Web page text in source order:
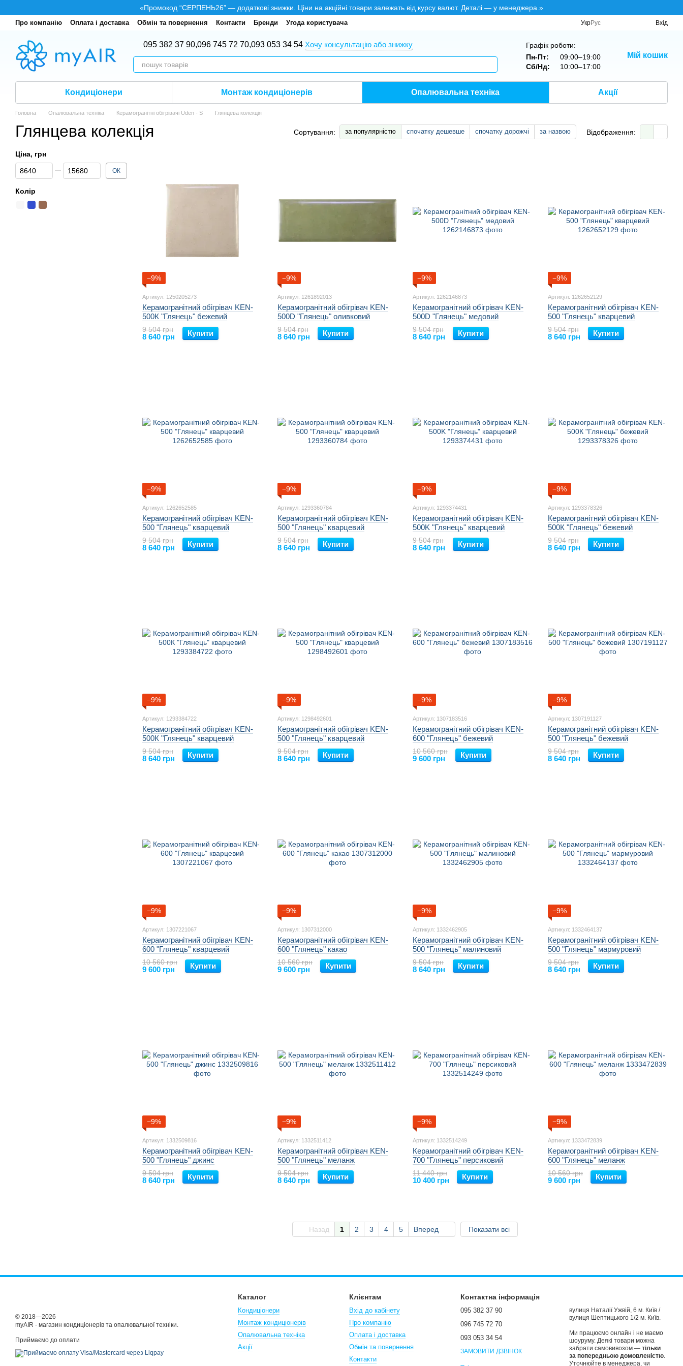
«Промокод “СЕРПЕНЬ26” — додаткові знижки. Ціни на акційні товари залежать від курсу валют. Деталі — у менеджера.»
Про компанію Оплата і доставка Обмін та повернення Контакти Бренди Угода користувача УкрРус Вхід
095 382 37 90,096 745 72 70,093 053 34 54 Хочу консультацію або знижку
Графік роботи:
Пн-Пт:
09:00–19:00
Сб/Нд:
10:00–17:00
Мій кошик
Кондиціонери Монтаж кондиціонерів Опалювальна техніка Акції
Головна Опалювальна техніка Керамогранітні обігрівачі Uden - S Глянцева колекція
Глянцева колекція Сортування: за популярністю спочатку дешевше спочатку дорожчі за назвою Відображення:
−9%
Артикул: 1250205273
Керамогранітний обігрівач KEN-
500К "Глянець" бежевий
9 504 грн
8 640 грн Купити
−9%
Артикул: 1261892013
Керамогранітний обігрівач KEN-
500D "Глянець" оливковий
9 504 грн
8 640 грн Купити
−9%
Артикул: 1262146873
Керамогранітний обігрівач KEN-
500D "Глянець" медовий
9 504 грн
8 640 грн Купити
−9%
Артикул: 1262652129
Керамогранітний обігрівач KEN-
500 "Глянець" кварцевий
9 504 грн
8 640 грн Купити
−9%
Артикул: 1262652585
Керамогранітний обігрівач KEN-
500 "Глянець" кварцевий
9 504 грн
8 640 грн Купити
−9%
Артикул: 1293360784
Керамогранітний обігрівач KEN-
500 "Глянець" кварцевий
9 504 грн
8 640 грн Купити
−9%
Артикул: 1293374431
Керамогранітний обігрівач KEN-
500K "Глянець" кварцевий
9 504 грн
8 640 грн Купити
−9%
Артикул: 1293378326
Керамогранітний обігрівач KEN-
500К "Глянець" бежевий
9 504 грн
8 640 грн Купити
−9%
Артикул: 1293384722
Керамогранітний обігрівач KEN-
500К "Глянець" кварцевий
9 504 грн
8 640 грн Купити
−9%
Артикул: 1298492601
Керамогранітний обігрівач KEN-
500 "Глянець" кварцевий
9 504 грн
8 640 грн Купити
−9%
Артикул: 1307183516
Керамогранітний обігрівач KEN-
600 "Глянець" бежевий
10 560 грн
9 600 грн Купити
−9%
Артикул: 1307191127
Керамогранітний обігрівач KEN-
500 "Глянець" бежевий
9 504 грн
8 640 грн Купити
−9%
Артикул: 1307221067
Керамогранітний обігрівач KEN-
600 "Глянець" кварцевий
10 560 грн
9 600 грн Купити
−9%
Артикул: 1307312000
Керамогранітний обігрівач KEN-
600 "Глянець" какао
10 560 грн
9 600 грн Купити
−9%
Артикул: 1332462905
Керамогранітний обігрівач KEN-
500 "Глянець" малиновий
9 504 грн
8 640 грн Купити
−9%
Артикул: 1332464137
Керамогранітний обігрівач KEN-
500 "Глянець" мармуровий
9 504 грн
8 640 грн Купити
−9%
Артикул: 1332509816
Керамогранітний обігрівач KEN-
500 "Глянець" джинс
9 504 грн
8 640 грн Купити
−9%
Артикул: 1332511412
Керамогранітний обігрівач KEN-
500 "Глянець" меланж
9 504 грн
8 640 грн Купити
−9%
Артикул: 1332514249
Керамогранітний обігрівач KEN-
700 "Глянець" персиковий
11 440 грн
10 400 грн Купити
−9%
Артикул: 1333472839
Керамогранітний обігрівач KEN-
600 "Глянець" меланж
10 560 грн
9 600 грн Купити
Назад 1 2 3 4 5 Вперед Показати всі
Ціна, грн
Від Ціна, грн
До Ціна, грн ОК
Колір
© 2018—2026
myAIR - магазин кондиціонерів та опалювальної техніки.
Приймаємо до оплати
Каталог
Кондиціонери
Монтаж кондиціонерів
Опалювальна техніка
Акції
Клієнтам
Вхід до кабінету
Про компанію
Оплата і доставка
Обмін та повернення
Контакти
Контактна інформація
095 382 37 90
096 745 72 70
093 053 34 54
ЗАМОВИТИ ДЗВІНОК
вулиця Наталії Ужвій, 6 м. Київ /
вулиця Шептицького 1/2 м. Київ.
Ми працюємо онлайн і не маємо
шоуруму. Деякі товари можна
забрати самовивозом — тільки
за попередньою домовленістю.
Уточнюйте в менеджера, чи